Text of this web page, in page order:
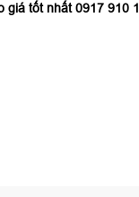
giá tốt nhất 0917 910